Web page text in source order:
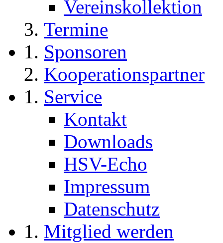
Vereinskollektion
Termine
Sponsoren
Kooperationspartner
Service
Kontakt
Downloads
HSV-Echo
Impressum
Datenschutz
Mitglied werden